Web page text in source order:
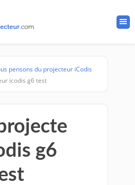
pensons du projecteur iCodis
icodis g6 test
g6